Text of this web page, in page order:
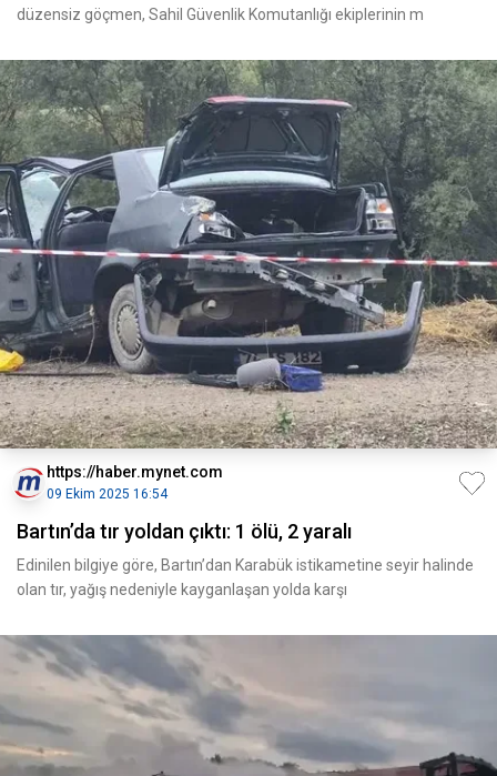
düzensiz göçmen, Sahil Güvenlik Komutanlığı ekiplerinin m
https://haber.mynet.com
09 Ekim 2025 16:54
Bartın’da tır yoldan çıktı: 1 ölü, 2 yaralı
Edinilen bilgiye göre, Bartın’dan Karabük istikametine seyir halinde
olan tır, yağış nedeniyle kayganlaşan yolda karşı